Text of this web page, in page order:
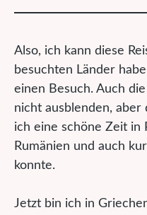
Also, ich kann diese
besuchten Länder
einen Besuch. Auch
nicht ausblenden, aber
ich eine schöne Zeit in
Rumänien und auch
konnte.
Jetzt bin ich in